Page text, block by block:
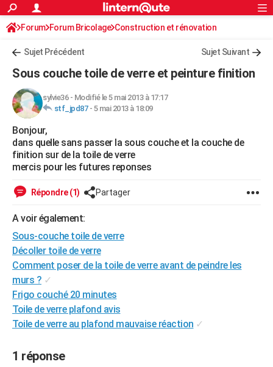
ACTUALITÉS
Politique
Société
Faits Divers
Education
Monde
Villes
+
FINANCE
Retraite
Impôts
Epargne
Immobilier
Risques naturels par ville
Banque
Assurance
Crédit
AUTO
Essais
Réserver un essai
Citadines
Berlines
SUV
Forum auto
+HIGH-TECH
Mobiles
Meilleur smartphone
Internet
Ordinateurs
Jeux vidéo
Guide high-tech
+BRICOLAGE
Forum
Aménagement intérieur
Extérieur
Cuisine
Salle de bains
Jardinage
Rangement
WEEK-END
LIFESTYLE
Art de vivre
Bien-être
Loisirs
Mode
Modes de vie
SANTE
Alimentation
Guide de la santé
Maladies
Médicaments
Sommeil
VOYAGE
Destinations
City break
Voyage nature
Voyage de noces
Forum
Climat
+PHOTO
GUIDES D'ACHAT
CARTE DE VOEUX
Rechercher
S'inscrire
Connexion
Forum Forum Bricolage Construction et rénovation
Peinture, Vernis, Tapissserie
Sujet Précédent Sujet Suivant
Sous couche toile de verre et peinture finition
sylvie36- Modifié le 5 mai 2013 à 17:17
stf_jpd87- 5 mai 2013 à 18:09
Bonjour,
dans quelle sans passer la sous couche et la couche de
finition sur de la toile de verre
mercis pour les futures reponses
Répondre (1) Partager
A voir également:
Sous-couche toile de verre
Décoller toile de verre
Comment poser de la toile de verre avant de peindre les
murs ? ✓
Frigo couché 20 minutes
Toile de verre plafond avis
Toile de verre au plafond mauvaise réaction ✓
1 réponse